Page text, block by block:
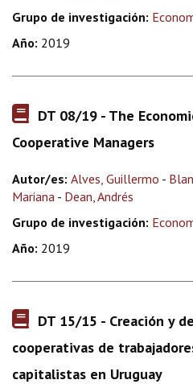
Grupo de investigación:
Año: 2019
DT 08/19 - The
Cooperative Managers
Autor/es: Alves, Guillermo -
Mariana - Dean, Andrés
Grupo de investigación:
Año: 2019
DT 15/15 - Creación y
cooperativas de
capitalistas en Uruguay